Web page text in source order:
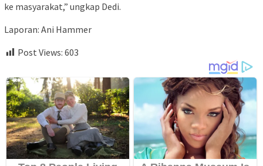
ke masyarakat,” ungkap Dedi.
Laporan: Ani Hammer
Post Views: 603